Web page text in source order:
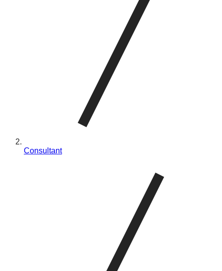
Consultant